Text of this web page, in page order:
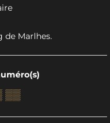
de Marlhes.
▒▒